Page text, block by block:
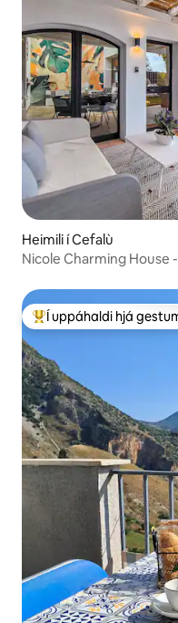
Heimili í Cefalù
Nicole Charming House
Í mestu uppáhaldi hjá
Í uppáhaldi hjá